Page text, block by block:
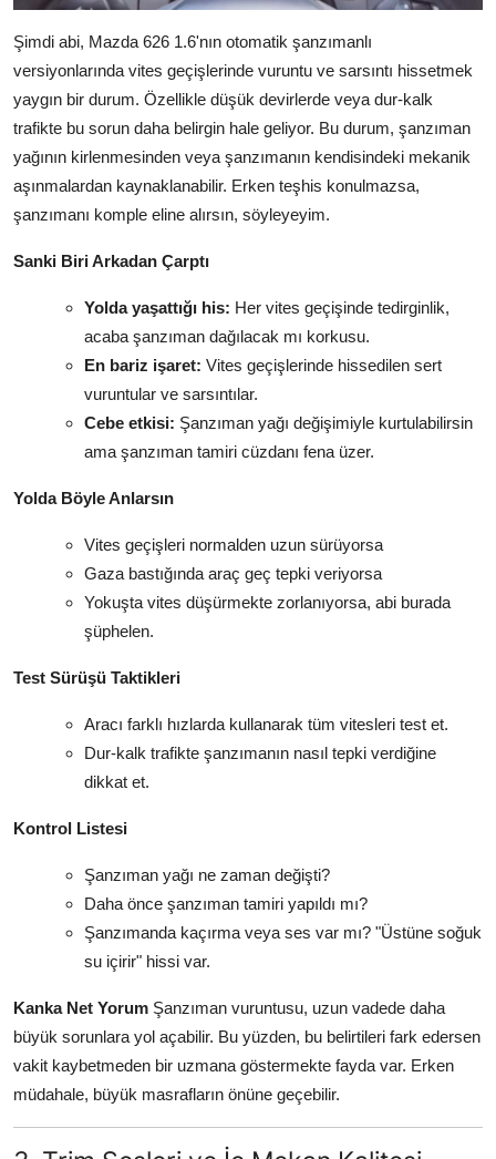
Şimdi abi, Mazda 626 1.6'nın otomatik şanzımanlı
versiyonlarında vites geçişlerinde vuruntu ve sarsıntı hissetmek
yaygın bir durum. Özellikle düşük devirlerde veya dur-kalk
trafikte bu sorun daha belirgin hale geliyor. Bu durum, şanzıman
yağının kirlenmesinden veya şanzımanın kendisindeki mekanik
aşınmalardan kaynaklanabilir. Erken teşhis konulmazsa,
şanzımanı komple eline alırsın, söyleyeyim.
Sanki Biri Arkadan Çarptı
Yolda yaşattığı his: Her vites geçişinde tedirginlik,
acaba şanzıman dağılacak mı korkusu.
En bariz işaret: Vites geçişlerinde hissedilen sert
vuruntular ve sarsıntılar.
Cebe etkisi: Şanzıman yağı değişimiyle kurtulabilirsin
ama şanzıman tamiri cüzdanı fena üzer.
Yolda Böyle Anlarsın
Vites geçişleri normalden uzun sürüyorsa
Gaza bastığında araç geç tepki veriyorsa
Yokuşta vites düşürmekte zorlanıyorsa, abi burada
şüphelen.
Test Sürüşü Taktikleri
Aracı farklı hızlarda kullanarak tüm vitesleri test et.
Dur-kalk trafikte şanzımanın nasıl tepki verdiğine
dikkat et.
Kontrol Listesi
Şanzıman yağı ne zaman değişti?
Daha önce şanzıman tamiri yapıldı mı?
Şanzımanda kaçırma veya ses var mı? "Üstüne soğuk
su içirir" hissi var.
Kanka Net Yorum Şanzıman vuruntusu, uzun vadede daha
büyük sorunlara yol açabilir. Bu yüzden, bu belirtileri fark edersen
vakit kaybetmeden bir uzmana göstermekte fayda var. Erken
müdahale, büyük masrafların önüne geçebilir.